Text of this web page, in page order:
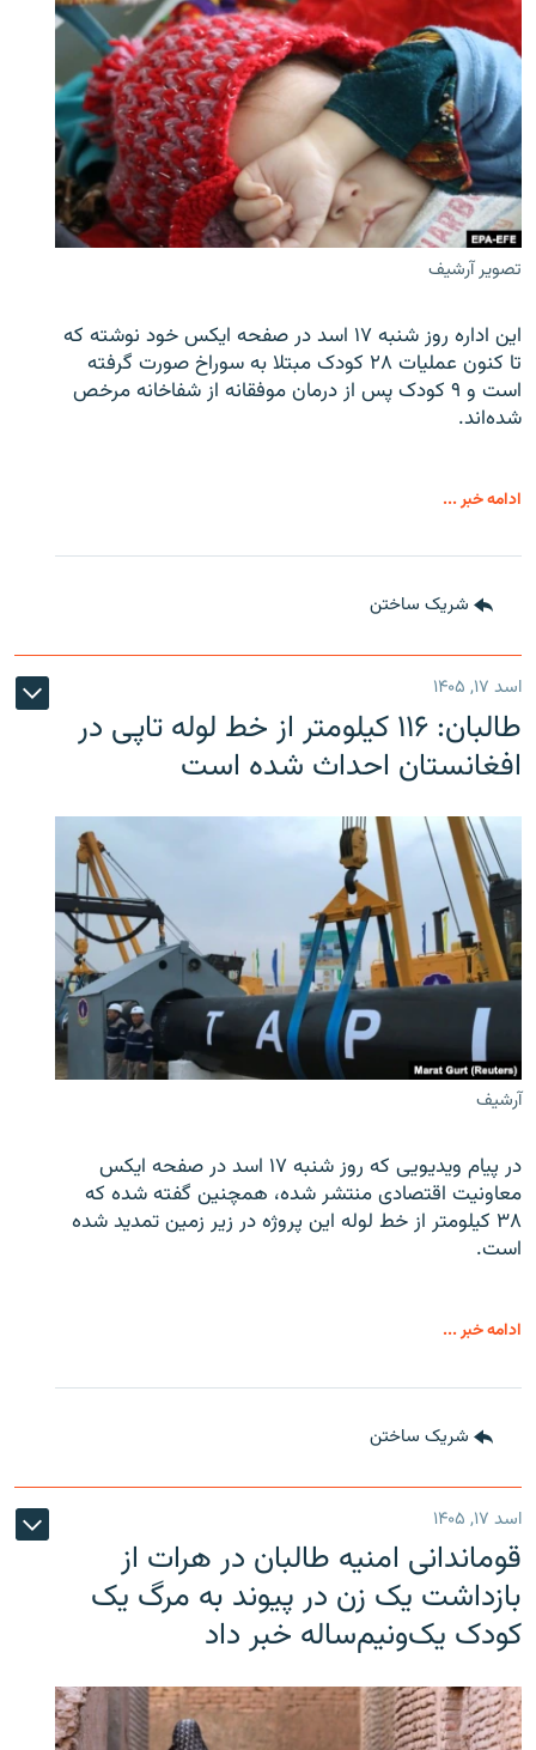
تصویر آرشیف
این اداره روز شنبه ۱۷ اسد در صفحه ایکس خود نوشته که
تا کنون عملیات ۲۸ کودک مبتلا به سوراخ صورت گرفته
است و ۹ کودک پس از درمان موفقانه از شفاخانه مرخص
شده‌اند.
ادامه خبر ...
شریک ساختن
اسد ۱۷, ۱۴۰۵
طالبان: ۱۱۶ کیلومتر از خط لوله تاپی در
افغانستان احداث شده است
آرشیف
در پیام ویدیویی که روز شنبه ۱۷ اسد در صفحه ایکس
معاونیت اقتصادی منتشر شده، همچنین گفته شده که
۳۸ کیلومتر از خط لوله این پروژه در زیر زمین تمدید شده
است.
ادامه خبر ...
شریک ساختن
اسد ۱۷, ۱۴۰۵
قوماندانی امنیه طالبان در هرات از
بازداشت یک زن در پیوند به مرگ یک
کودک یک‌ونیم‌ساله خبر داد